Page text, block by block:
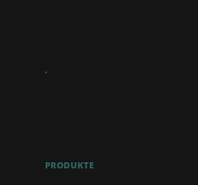
.
PRODUKTE